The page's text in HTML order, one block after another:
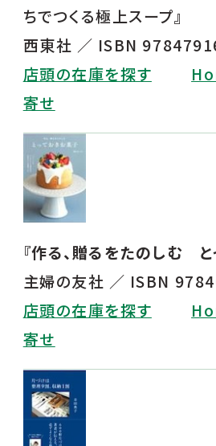
ちでつくる極上スープ』
西東社 ／ ISBN
店頭の在庫を探す
寄せ
『作る、贈るをたのしむ と
主婦の友社 ／ ISBN
店頭の在庫を探す
寄せ